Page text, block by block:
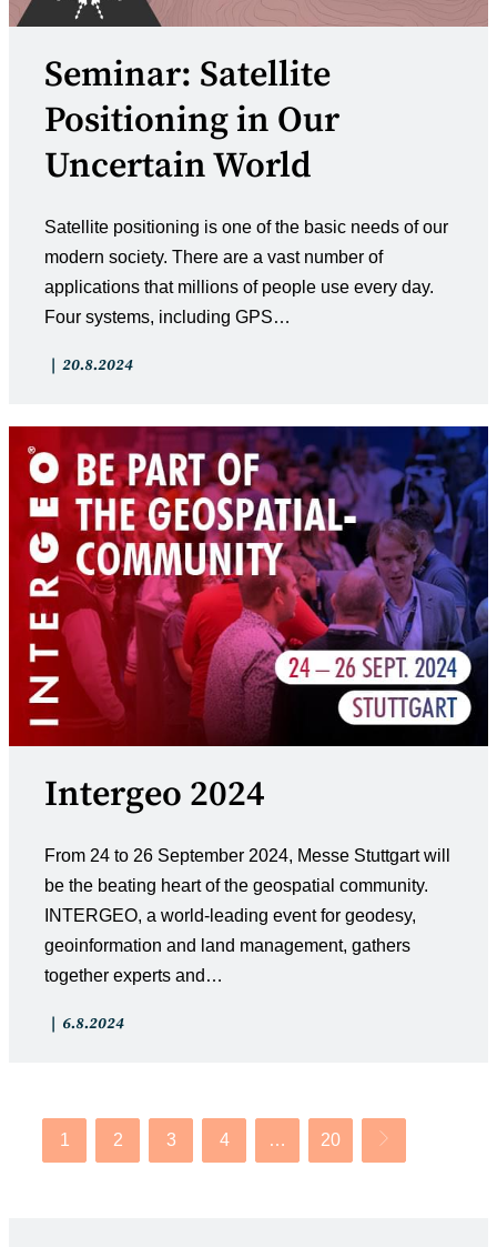
Seminar: Satellite
Positioning in Our
Uncertain World
Satellite positioning is one of the basic needs of our
modern society. There are a vast number of
applications that millions of people use every day.
Four systems, including GPS…
Artikkelin
Artikkeli
20.8.2024
Intergeo 2024
From 24 to 26 September 2024, Messe Stuttgart will
be the beating heart of the geospatial community.
INTERGEO, a world-leading event for geodesy,
geoinformation and land management, gathers
together experts and…
Artikkelin
Artikkeli
6.8.2024
1 2 3 4 … 20 Siirry